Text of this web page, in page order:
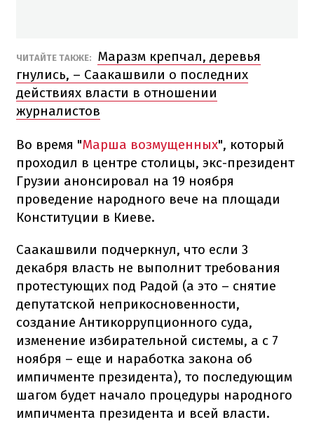
ЧИТАЙТЕ ТАКЖЕ:
Маразм крепчал, деревья
гнулись, – Саакашвили о последних
действиях власти в отношении
журналистов
Во время "Марша возмущенных", который
проходил в центре столицы, экс-президент
Грузии анонсировал на 19 ноября
проведение народного вече на площади
Конституции в Киеве.
Саакашвили подчеркнул, что если 3
декабря власть не выполнит требования
протестующих под Радой (а это – снятие
депутатской неприкосновенности,
создание Антикоррупционного суда,
изменение избирательной системы, а с 7
ноября – еще и наработка закона об
импичменте президента), то последующим
шагом будет начало процедуры народного
импичмента президента и всей власти.